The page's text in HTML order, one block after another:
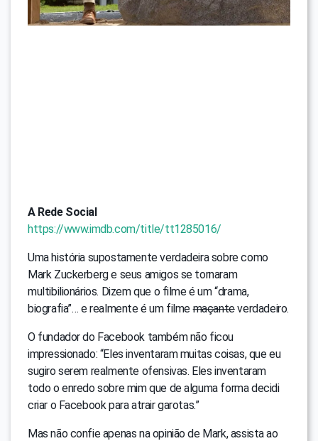
A Rede Social
https://www.imdb.com/title/tt1285016/
Uma história supostamente verdadeira sobre como
Mark Zuckerberg e seus amigos se tornaram
multibilionários. Dizem que o filme é um “drama,
biografia”… e realmente é um filmemaçanteverdadeiro.
O fundador do Facebook também não ficou
impressionado: “Eles inventaram muitas coisas, que eu
sugiro serem realmente ofensivas. Eles inventaram
todo o enredo sobre mim que de alguma forma decidi
criar o Facebook para atrair garotas.”
Mas não confie apenas na opinião de Mark, assista ao